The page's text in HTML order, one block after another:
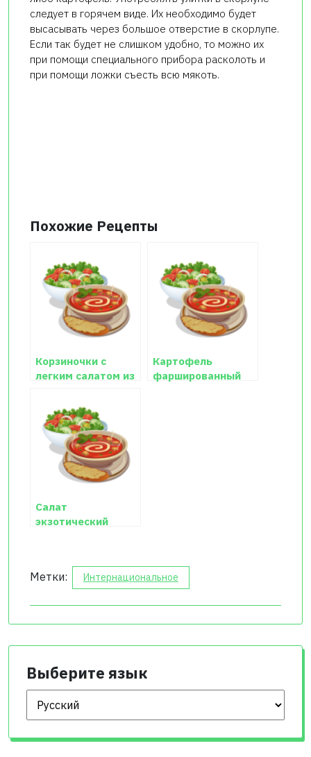
следует в горячем виде. Их необходимо будет
высасывать через большое отверстие в скорлупе.
Если так будет не слишком удобно, то можно их
при помощи специального прибора расколоть и
при помощи ложки съесть всю мякоть.
Похожие Рецепты
Корзиночки с
легким салатом из
Картофель
фаршированный
Салат
экзотический
Метки: Интернациональное
Выберите язык
Выберите язык